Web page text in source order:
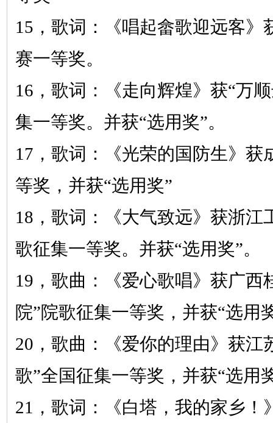
15， 歌词：《唱起畲歌迎远客》
赛一等奖。
16， 歌词：《走向辉煌》 获“万
集一等奖。并获“选用奖”。
17， 歌词：《光荣的国防生》 获
等奖，并获“选用奖”
18， 歌词：《大气致远》 获浙江
歌征集一等奖。并获“选用奖”。
19， 歌曲：《爱心歌唱》 获广西
院”院歌征集一等奖，并获“选用
20， 歌曲：《爱你的理由》 获江
歌”全国征集一等奖，并获“选用
21， 歌词：《白塔，我的家乡！